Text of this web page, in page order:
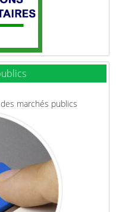
marchés publics